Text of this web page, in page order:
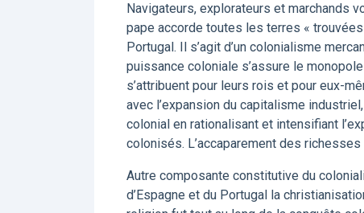
Navigateurs, explorateurs et marchands
pape accorde toutes les terres « trouvées
Portugal. Il s’agit d’un colonialisme
puissance coloniale s’assure le
s’attribuent pour leurs rois et pour eux-
avec l’expansion du capitalisme
colonial en rationalisant et intensifiant
colonisés. L’accaparement des
Autre composante constitutive du
d’Espagne et du Portugal la